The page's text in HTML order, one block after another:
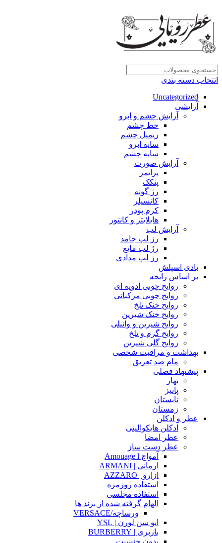
انتخاب دسته بندی
Uncategorized
آرایشی
آرایش چشم و ابرو
خط چشم
ریمیل چشم
سایه ابرو
سایه چشم
آرایش صورت
پرایمر
پنکک
رژ گونه
کانسیلر
کرم پودر
هایلایتر و کانتور
آرایش لب
رژ لب جامد
رژ لب مایع
رژ لب مدادی
بادی اسپلش
بر اساس رایحه
روایح چوبی ادویه ای
روایح چوبی مرکباتی
روایح خنک تلخ
روایح خنک شیرین
روایح شیرین و وانیلی
روایح گرم و تلخ
روایح گلی شیرین
بهداشت و مراقبت شخصی
مام ضد تعریق
پیشنهاد فصلی
بهار
پاییز
تابستان
زمستان
عطر و ادکلن
ادکلن هایکوالیتی
عطر امضا
عطر دست ساز
آمواج Amouage l
ارمانی | ARMANI
ازارو | AZZARO
استفاده روزمره
استفاده مجلسی
الهام گرفته شده از برند ها
ورساچه/VERSACE
ایو سن لورن | YSL
باربری | BURBERRY